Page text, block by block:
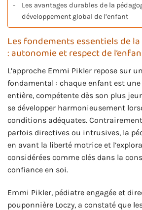
Les avantages durables de la
développement global de l’enfant
Les fondements essentiels de
: autonomie et respect de
L’approche Emmi Pikler repose sur
fondamental : chaque enfant est
entière, compétente dès son plus
se développer harmonieusement
conditions adéquates.
parfois directives ou intrusives, la
en avant la liberté motrice et
considérées comme clés dans la
confiance en soi.
Emmi Pikler, pédiatre engagée et
pouponnière Loczy, a constaté que